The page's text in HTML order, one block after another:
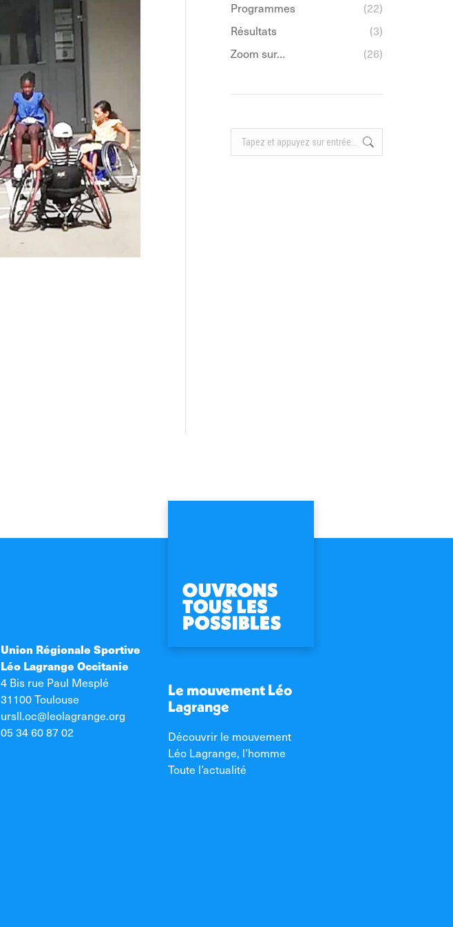
Programmes
(22)
Résultats
(3)
Zoom sur…
(26)
Recherche
:
Union Régionale Sportive
Léo Lagrange Occitanie
4 Bis rue Paul Mesplé
31100 Toulouse
ursll.oc@leolagrange.org
05 34 60 87 02
Le mouvement Léo
Lagrange
Découvrir le mouvement
Léo Lagrange, l’homme
Toute l’actualité